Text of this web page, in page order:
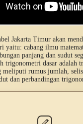
Jakarta Timur akan
yaitu: cabang ilmu
panjang dan sudut
trigonometri dasar adalah
meliputi rumus jumlah,
dan perbandingan